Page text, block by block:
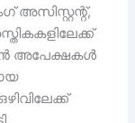
അസിസ്റ്റന്റ്,
അപേക്ഷകൾ